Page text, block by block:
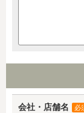
会社・店舗名 必